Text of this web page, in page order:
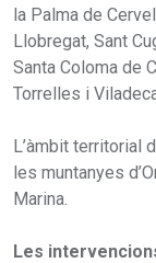
la Palma de
Llobregat, Sant
Santa Coloma de
Torrelles i
L’àmbit territorial
les muntanyes
Marina.
Les